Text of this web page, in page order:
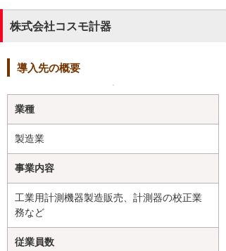
株式会社コスモ計器
導入先の概要
業種
製造業
事業内容
工業用計測機器製造販売、計測器の校正業
務など
従業員数